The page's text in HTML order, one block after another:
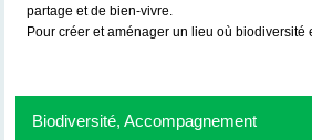
partage et de bien-vivre.
Pour créer et aménager un lieu où biodiversité
Biodiversité, Accompagnement